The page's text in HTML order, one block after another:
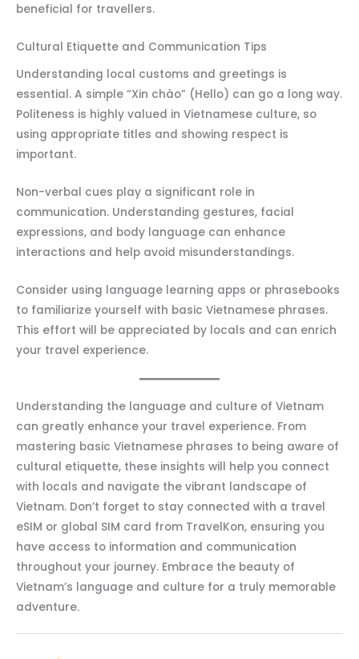
beneficial for travellers.
Cultural Etiquette and Communication Tips
Understanding local customs and greetings is
essential. A simple “Xin chào” (Hello) can go a long way.
Politeness is highly valued in Vietnamese culture, so
using appropriate titles and showing respect is
important.
Non-verbal cues play a significant role in
communication. Understanding gestures, facial
expressions, and body language can enhance
interactions and help avoid misunderstandings.
Consider using language learning apps or phrasebooks
to familiarize yourself with basic Vietnamese phrases.
This effort will be appreciated by locals and can enrich
your travel experience.
Understanding the language and culture of Vietnam
can greatly enhance your travel experience. From
mastering basic Vietnamese phrases to being aware of
cultural etiquette, these insights will help you connect
with locals and navigate the vibrant landscape of
Vietnam. Don’t forget to stay connected with a travel
eSIM or global SIM card from TravelKon, ensuring you
have access to information and communication
throughout your journey. Embrace the beauty of
Vietnam’s language and culture for a truly memorable
adventure.